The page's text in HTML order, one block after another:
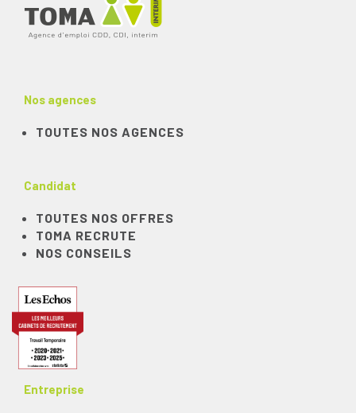
Nos agences
TOUTES NOS AGENCES
Candidat
TOUTES NOS OFFRES
TOMA RECRUTE
NOS CONSEILS
Entreprise